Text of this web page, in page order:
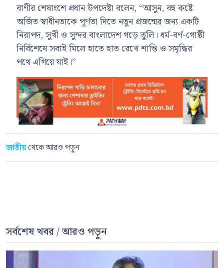
বাণীর শেষাংশে প্রধান উপদেষ্টা বলেন, “আসুন, বহু কষ্টে
অর্জিত স্বাধীনতাকে পূর্ণতা দিতে নতুন প্রজন্মের জন্য একটি
নিরাপদ, সুখী ও সুন্দর বাংলাদেশ গড়ে তুলি। ধর্ম-বর্ণ-গোষ্ঠী
নির্বিশেষে সবাই মিলে হাতে হাত রেখে শান্তি ও সমৃদ্ধির
পথে এগিয়ে যাই।”
জাতীয়থেকে আরও পড়ুন
সর্বশেষ খবর / আরও পড়ুন